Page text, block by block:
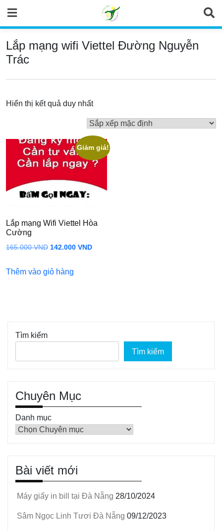
content
Lắp mạng wifi Viettel Đường Nguyễn
Trác
Hiển thị kết quả duy nhất
Giảm giá!
Lắp mạng Wifi Viettel Hòa
Cường
165.000VND Giá
là:
142.000 VNDGiá
Thêm vào giỏ hàng
Tìm kiếm
Tìm kiếm
Chuyên Mục
Danh mục
Bài viết mới
Máy giấy in bill tại Đà Nẵng 28/10/2024
Sâm Ngọc Linh Tươi Đà Nẵng 09/12/2023